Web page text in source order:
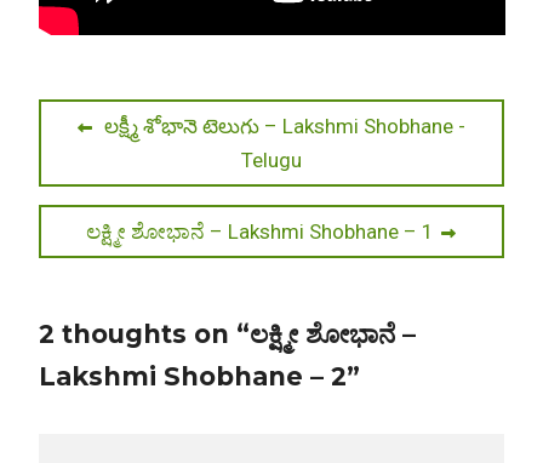
Post Previous
లక్ష్మీ శోభానె టెలుగు – Lakshmi Shobhane -
Telugu
Next
post:
ಲಕ್ಷ್ಮೀ ಶೋಭಾನೆ – Lakshmi Shobhane – 1
2 thoughts on “ಲಕ್ಷ್ಮೀ ಶೋಭಾನೆ –
Lakshmi Shobhane – 2”